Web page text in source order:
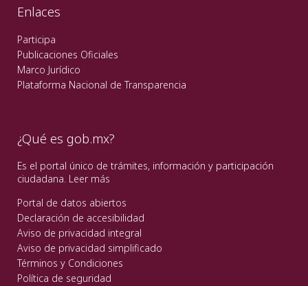
Enlaces
Participa
Publicaciones Oficiales
Marco Jurídico
Plataforma Nacional de Transparencia
¿Qué es gob.mx?
Es el portal único de trámites, información y participación
ciudadana. Leer más
Portal de datos abiertos
Declaración de accesibilidad
Aviso de privacidad integral
Aviso de privacidad simplificado
Términos y Condiciones
Política de seguridad